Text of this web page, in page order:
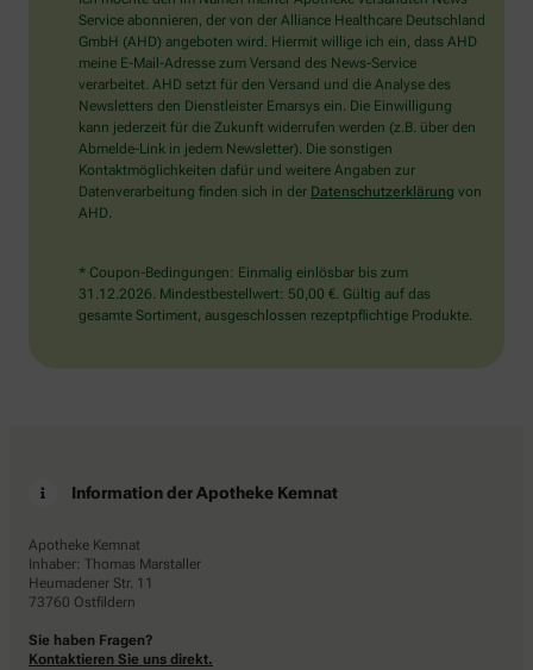
Dann
wählen
Sie
bitte
das
Auto.
Service abonnieren, der von der Alliance Healthcare Deutschland
GmbH (AHD) angeboten wird. Hiermit willige ich ein, dass AHD
meine E-Mail-Adresse zum Versand des News-Service
verarbeitet. AHD setzt für den Versand und die Analyse des
Newsletters den Dienstleister Emarsys ein. Die Einwilligung
kann jederzeit für die Zukunft widerrufen werden (z.B. über den
Abmelde-Link in jedem Newsletter). Die sonstigen
Kontaktmöglichkeiten dafür und weitere Angaben zur
Datenverarbeitung finden sich in der Datenschutzerklärung von
AHD.
* Coupon-Bedingungen: Einmalig einlösbar bis zum
31.12.2026. Mindestbestellwert: 50,00 €. Gültig auf das
gesamte Sortiment, ausgeschlossen rezeptpflichtige Produkte.
Information der Apotheke Kemnat
Apotheke Kemnat
Inhaber: Thomas Marstaller
Heumadener Str. 11
73760 Ostfildern
Sie haben Fragen?
Kontaktieren Sie uns direkt.